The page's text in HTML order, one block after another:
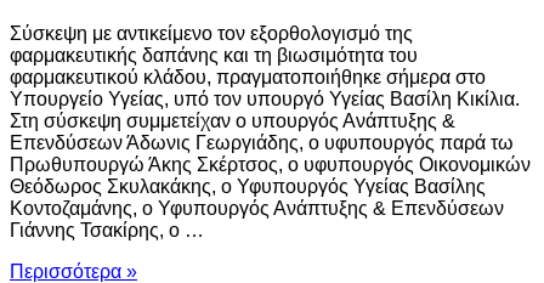
Σύσκεψη με αντικείμενο τον εξορθολογισμό της
φαρμακευτικής δαπάνης και τη βιωσιμότητα του
φαρμακευτικού κλάδου, πραγματοποιήθηκε σήμερα στο
Υπουργείο Υγείας, υπό τον υπουργό Υγείας Βασίλη Κικίλια.
Στη σύσκεψη συμμετείχαν ο υπουργός Ανάπτυξης &
Επενδύσεων Άδωνις Γεωργιάδης, o υφυπουργός παρά τω
Πρωθυπουργώ Άκης Σκέρτσος, ο υφυπουργός Οικονομικών
Θεόδωρος Σκυλακάκης, ο Υφυπουργός Υγείας Βασίλης
Κοντοζαμάνης, ο Υφυπουργός Ανάπτυξης & Επενδύσεων
Γιάννης Τσακίρης, ο …
Περισσότερα »